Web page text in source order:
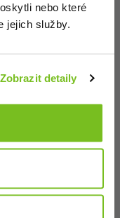
nebo které
jejich služby.
Zobrazit detaily
a s definicí
a s riziky, jimž se